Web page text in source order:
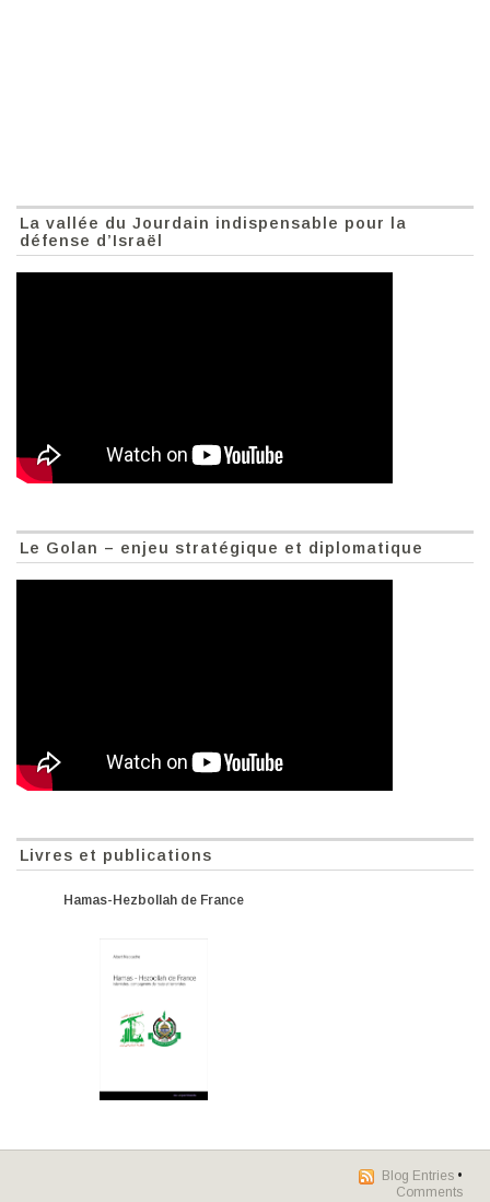
La vallée du Jourdain indispensable pour la
défense d’Israël
Le Golan – enjeu stratégique et diplomatique
Livres et publications
Hamas-Hezbollah de France
Blog Entries •
Comments